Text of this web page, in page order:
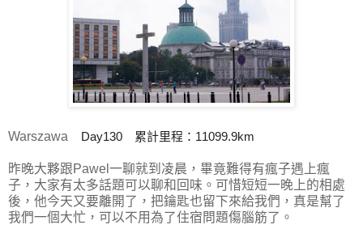
Warszawa Day130 累計里程：11099.9km
昨晚大夥跟Pawel一聊就到凌晨，畢竟難得有瘋子遇上瘋
子，大家有太多話題可以聊和回味。可惜短短一晚上的相處
後，他今天又要離開了，把鑰匙也留下來給我們，真是幫了
我們一個大忙，可以不用為了住宿問題傷腦筋了。